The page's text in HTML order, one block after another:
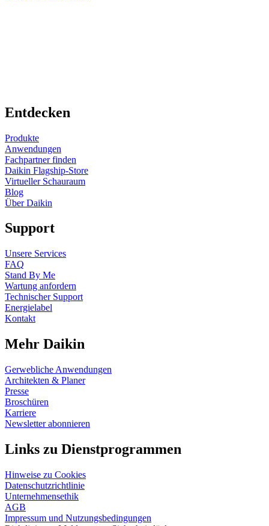
Entdecken
Produkte
Anwendungen
Fachpartner finden
Daikin Flagship-Store
Virtueller Schauraum
Blog
Über Daikin
Support
Unsere Services
FAQ
Stand By Me
Wartung anfordern
Technischer Support
Energielabel
Kontakt
Mehr Daikin
Gerwebliche Anwendungen
Architekten & Planer
Presse
Broschüren
Karriere
Newsletter abonnieren
Links zu Dienstprogrammen
Hinweise zu Cookies
Datenschutzrichtlinie
Unternehmensethik
AGB
Impressum und Nutzungsbedingungen